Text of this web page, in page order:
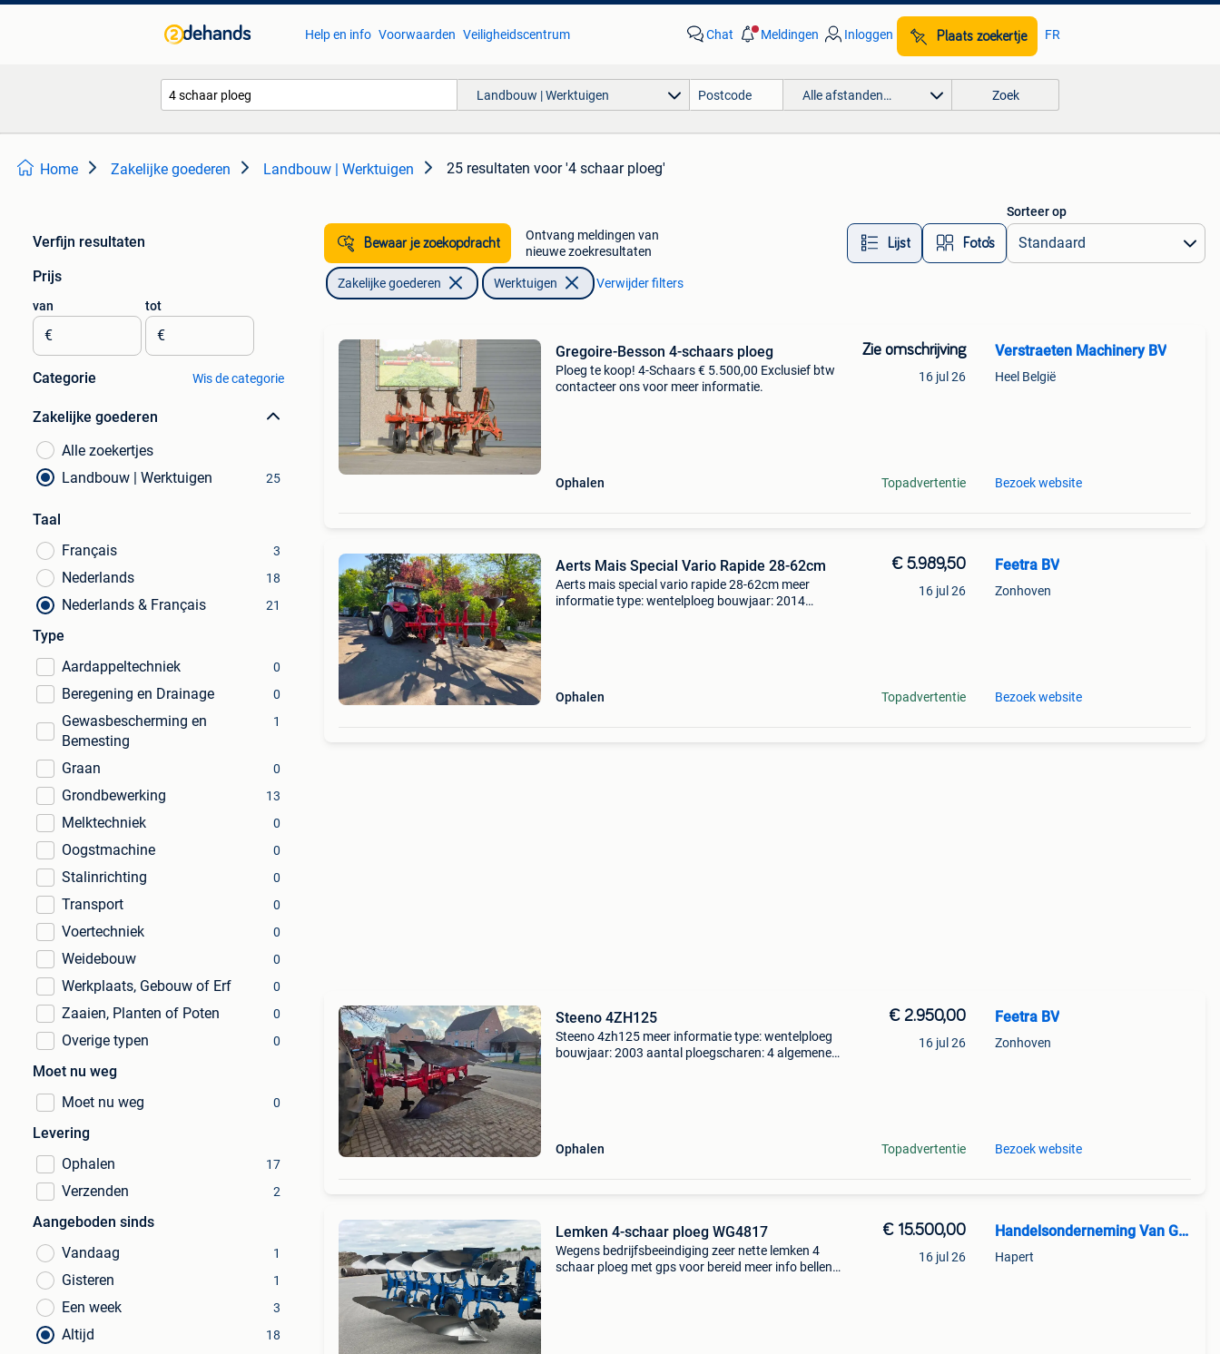
Help en info Voorwaarden Veiligheidscentrum Chat Meldingen Inloggen Plaats zoekertje FR
Landbouw | Werktuigen Alle afstanden… Zoek
Home Zakelijke goederen Landbouw | Werktuigen 25 resultaten voor '4 schaar ploeg'
Verfijn resultaten
Prijs
van
€
tot
€
Categorie Wis de categorie
Zakelijke goederen
Alle zoekertjes
Landbouw | Werktuigen
25
Taal
Français
3
Nederlands 18
Nederlands & Français 21
Type
Aardappeltechniek
0
Beregening en Drainage 0
Gewasbescherming en
Bemesting
1
Graan 0
Grondbewerking 13
Melktechniek 0
Oogstmachine 0
Stalinrichting 0
Transport 0
Voertechniek 0
Weidebouw 0
Werkplaats, Gebouw of Erf 0
Zaaien, Planten of Poten 0
Overige typen 0
Moet nu weg
Moet nu weg
0
Levering
Ophalen
17
Verzenden 2
Aangeboden sinds
Vandaag
1
Gisteren 1
Een week 3
Altijd 18
Bewaar je zoekopdracht
Ontvang meldingen van
nieuwe zoekresultaten
Lijst Foto’s
Sorteer op
Zakelijke goederen Werktuigen Verwijder filters
Gregoire-Besson 4-schaars ploeg
Ploeg te koop! 4-Schaars € 5.500,00 Exclusief btw
contacteer ons voor meer informatie.
Ophalen
Zie omschrijving
16 jul 26
Topadvertentie
Verstraeten Machinery BV
Heel België
Bezoek website
Aerts Mais Special Vario Rapide 28-62cm
Aerts mais special vario rapide 28-62cm meer
informatie type: wentelploeg bouwjaar: 2014
Ophalen
€ 5.989,50
16 jul 26
Topadvertentie
Feetra BV
Zonhoven
Bezoek website
Steeno 4ZH125
Steeno 4zh125 meer informatie type: wentelploeg
bouwjaar: 2003 aantal ploegscharen: 4 algemene
Ophalen
€ 2.950,00
16 jul 26
Topadvertentie
Feetra BV
Zonhoven
Bezoek website
Lemken 4-schaar ploeg WG4817
Wegens bedrijfsbeeindiging zeer nette lemken 4
schaar ploeg met gps voor bereid meer info bellen
€ 15.500,00
16 jul 26
Handelsonderneming Van Gestel
Hapert